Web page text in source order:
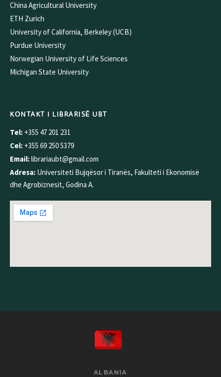
China Agricultural University
ETH Zurich
University of California, Berkeley (UCB)
Purdue University
Norwegian University of Life Sciences
Michigan State University
KONTAKT I LIBRARISË UBT
Tel: +355 47 201 231
Cel: +355 69 250 5379
Email:librariaubt@gmail.com
Adresa: Universiteti Bujqësor i Tiranës, Fakulteti i Ekonomisë
dhe Agrobiznesit, Godina A.
ALBANIA